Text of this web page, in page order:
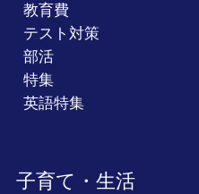
教育費
テスト対策
部活
特集
英語特集
子育て・生活